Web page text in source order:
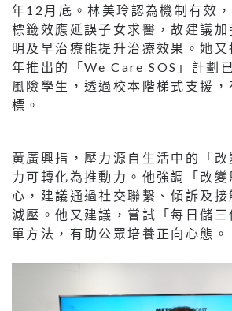
年12月底。林美玲認為機制有效
標籤效應延誤子女求醫，故建議加
明及早治療能提升治療效果。她
年推出的「We Care SOS」計劃
風險學生，透過校本階梯式支援
標。
黃廣興指，壓力源自生活中的「改
力可轉化為推動力。他強調「改
心，建議通過社交聯繫、傾訴及
減壓。他又建議，嘗試「每日儲
單方法，有助公眾培養正向心態。